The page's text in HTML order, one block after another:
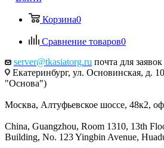
Корзина0
Сравнение товаров0
server@tkasiatorg.ru почта для заявок
Екатеринбург, ул. Основинская, д.
"Основа")
Москва, Алтуфьевское шоссе, 48к2,
China, Guangzhou, Room 1310, 13th
Building, No. 123 Yingbin Avenue,